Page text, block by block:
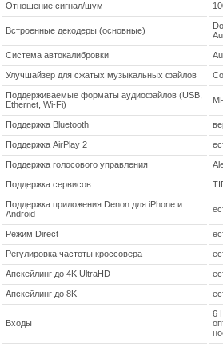
Отношение сигнал/шум
Встроенные декодеры (основные)
Система автокалибровки
Улучшайзер для сжатых музыкальных файлов
Поддерживаемые форматы аудиофайлов (USB,
Ethernet, Wi-Fi)
Поддержка Bluetooth
Поддержка AirPlay 2
Поддержка голосового управления
Поддержка сервисов
Поддержка приложения Denon для iPhone и
Android
Режим Direct
Регулировка частоты кроссовера
Апскейлинг до 4K UltraHD
Апскейлинг до 8K
Входы
6